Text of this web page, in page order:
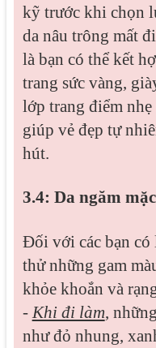
kỹ trước khi chọn
da nâu trông mất
là bạn có thể kết
trang sức vàng,
lớp trang điểm nhẹ
giúp vẻ đẹp tự
hút.
3.4: Da ngăm
Đối với các bạn có
thử những gam
khỏe khoắn và
- Khi đi làm,
như đỏ nhung,